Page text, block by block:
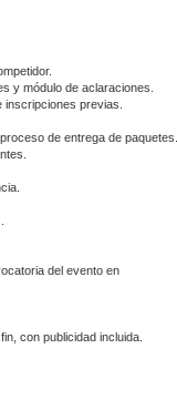
y módulo de aclaraciones.
previas.
de entrega de paquetes.
del evento en
con publicidad incluida.